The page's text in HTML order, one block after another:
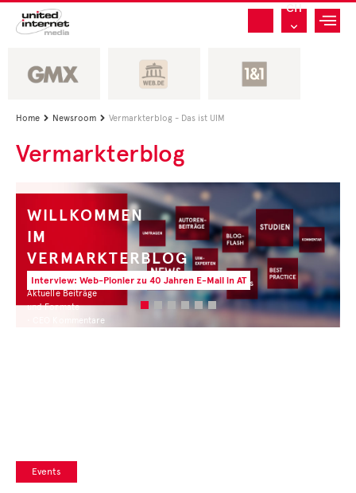
CH
Home  Newsroom  Vermarkterblog - Das ist UIM
Vermarkterblog
WILLKOMMEN
IM
VERMARKTERBLOG
Aktuelle Beiträge
und Formate
• CEO Kommentare
Interview: Web-Pionier zu 40 Jahren E-Mail in AT
Events